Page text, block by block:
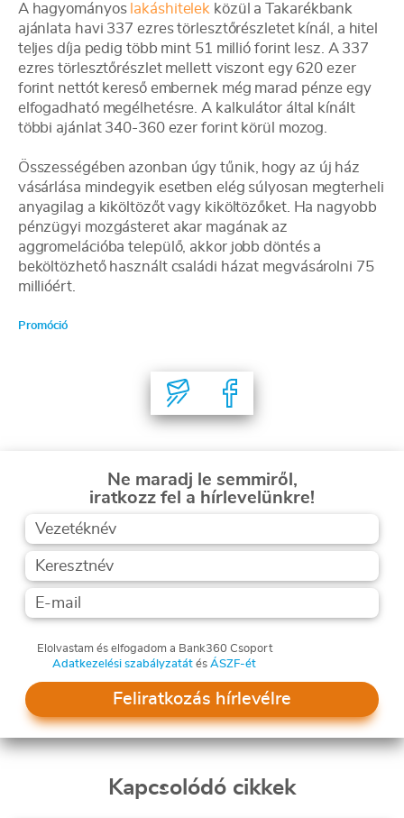
A hagyományos lakáshitelek közül a Takarékbank
ajánlata havi 337 ezres törlesztőrészletet kínál, a hitel
teljes díja pedig több mint 51 millió forint lesz. A 337
ezres törlesztőrészlet mellett viszont egy 620 ezer
forint nettót kereső embernek még marad pénze egy
elfogadható megélhetésre. A kalkulátor által kínált
többi ajánlat 340-360 ezer forint körül mozog.
Összességében azonban úgy tűnik, hogy az új ház
vásárlása mindegyik esetben elég súlyosan megterheli
anyagilag a kiköltözőt vagy kiköltözőket. Ha nagyobb
pénzügyi mozgásteret akar magának az
aggromelációba települő, akkor jobb döntés a
beköltözhető használt családi házat megvásárolni 75
millióért.
Promóció
Ne maradj le semmiről,
iratkozz fel a hírlevelünkre!
Elolvastam és elfogadom a Bank360 Csoport
Adatkezelési szabályzatátés ÁSZF-ét
Feliratkozás hírlevélre
Kapcsolódó cikkek